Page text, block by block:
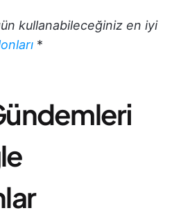
kullanabileceğiniz en iyi
*